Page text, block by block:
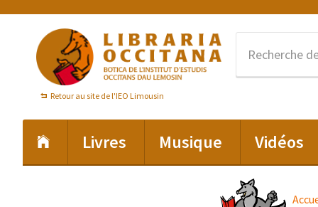
navigation
principale
contenu
principal
Retour au site de l'IEO Limousin
Livres Musique Vidéos